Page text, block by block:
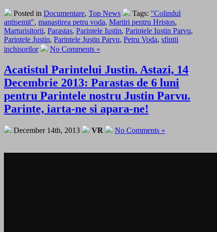
Posted in Documentare, Top News Tags: "Colindul
antisemit", manastirea petru voda, Martiri pentru Hristos,
Marturisitorii, Parastas, Parintele Iustin, Parintele Iustin Parvu,
Parintele Justin, Parintele Justin Parvu, Petru Voda, sfintii
inchisorilor
No Comments »
Acatistul Parintelui Justin. Astazi, 14
Decembrie 2013: Parastas de 6 luni
pentru Parintele nostru Justin Parvu.
Parinte, iarta-ne si apara-ne!
December 14th, 2013 VR No Comments »